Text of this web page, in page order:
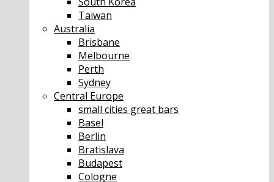
Taiwan
Australia
Brisbane
Melbourne
Perth
Sydney
Central Europe
small cities great bars
Basel
Berlin
Bratislava
Budapest
Cologne